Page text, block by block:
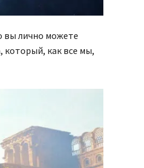
вы лично можете
который, как все мы,